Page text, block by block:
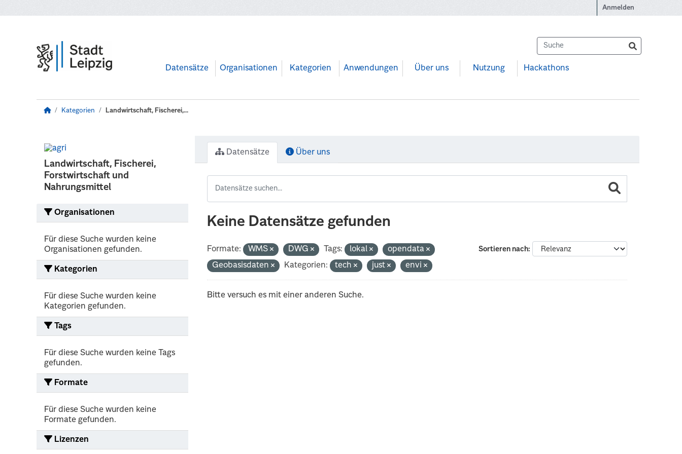
Anmelden
Datensätze Organisationen Kategorien Anwendungen Über uns Nutzung Hackathons
Kategorien Landwirtschaft, Fischerei,...
Landwirtschaft, Fischerei,
Forstwirtschaft und
Nahrungsmittel
Organisationen
Für diese Suche wurden keine
Organisationen gefunden.
Kategorien
Für diese Suche wurden keine
Kategorien gefunden.
Tags
Für diese Suche wurden keine Tags
gefunden.
Formate
Für diese Suche wurden keine
Formate gefunden.
Lizenzen
Datensätze Über uns
Keine Datensätze gefunden
Sortieren nach
Formate: WMS DWG Tags: lokal
opendata
Geobasisdaten
Kategorien: tech just envi
Bitte versuch es mit einer anderen Suche.